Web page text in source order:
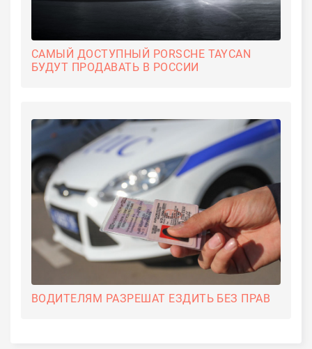
САМЫЙ ДОСТУПНЫЙ PORSCHE TAYCAN
БУДУТ ПРОДАВАТЬ В РОССИИ
ВОДИТЕЛЯМ РАЗРЕШАТ ЕЗДИТЬ БЕЗ ПРАВ